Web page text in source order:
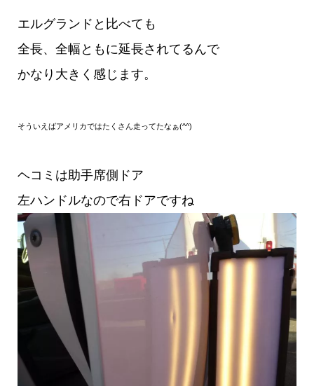
エルグランドと比べても
全長、全幅ともに延長されてるんで
かなり大きく感じます。
そういえばアメリカではたくさん走ってたなぁ(^^)
ヘコミは助手席側ドア
左ハンドルなので右ドアですね